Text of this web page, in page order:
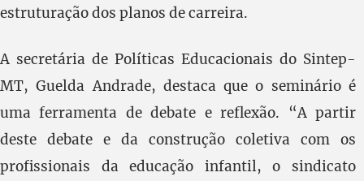
estruturação dos planos de carreira.
A secretária de Políticas Educacionais do Sintep-
MT, Guelda Andrade, destaca que o seminário é
uma ferramenta de debate e reflexão. “A partir
deste debate e da construção coletiva com os
profissionais da educação infantil, o sindicato